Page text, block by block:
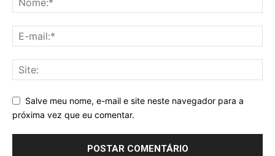
Salve meu nome, e-mail e site neste navegador para a
próxima vez que eu comentar.